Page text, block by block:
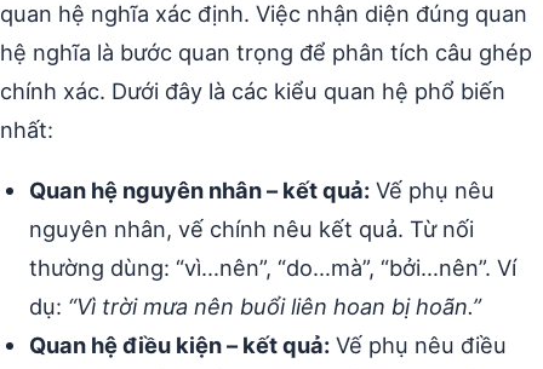
quan hệ nghĩa xác định. Việc nhận diện đúng quan
hệ nghĩa là bước quan trọng để phân tích câu ghép
chính xác. Dưới đây là các kiểu quan hệ phổ biến
nhất:
Quan hệ nguyên nhân – kết quả: Vế phụ nêu
nguyên nhân, vế chính nêu kết quả. Từ nối
thường dùng: “vì…nên”, “do…mà”, “bởi…nên”. Ví
dụ: “Vì trời mưa nên buổi liên hoan bị hoãn.”
Quan hệ điều kiện – kết quả: Vế phụ nêu điều